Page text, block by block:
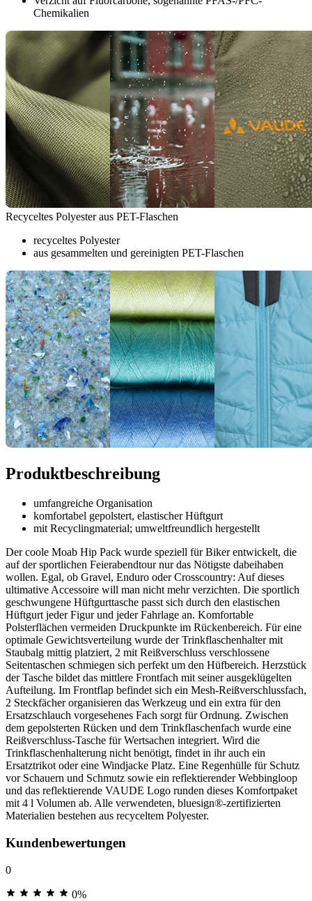
Chemikalien
Recyceltes Polyester aus PET-Flaschen
recyceltes Polyester
aus gesammelten und gereinigten PET-Flaschen
Produktbeschreibung
umfangreiche Organisation
komfortabel gepolstert, elastischer Hüftgurt
mit Recyclingmaterial; umweltfreundlich hergestellt
Der coole Moab Hip Pack wurde speziell für Biker entwickelt, die
auf der sportlichen Feierabendtour nur das Nötigste dabeihaben
wollen. Egal, ob Gravel, Enduro oder Crosscountry: Auf dieses
ultimative Accessoire will man nicht mehr verzichten. Die sportlich
geschwungene Hüftgurttasche passt sich durch den elastischen
Hüftgurt jeder Figur und jeder Fahrlage an. Komfortable
Polsterflächen vermeiden Druckpunkte im Rückenbereich. Für eine
optimale Gewichtsverteilung wurde der Trinkflaschenhalter mit
Staubalg mittig platziert, 2 mit Reißverschluss verschlossene
Seitentaschen schmiegen sich perfekt um den Hüfbereich. Herzstück
der Tasche bildet das mittlere Frontfach mit seiner ausgeklügelten
Aufteilung. Im Frontflap befindet sich ein Mesh-Reißverschlussfach,
2 Steckfächer organisieren das Werkzeug und ein extra für den
Ersatzschlauch vorgesehenes Fach sorgt für Ordnung. Zwischen
dem gepolsterten Rücken und dem Trinkflaschenfach wurde eine
Reißverschluss-Tasche für Wertsachen integriert. Wird die
Trinkflaschenhalterung nicht benötigt, findet in ihr auch ein
Ersatztrikot oder eine Windjacke Platz. Eine Regenhülle für Schutz
vor Schauern und Schmutz sowie ein reflektierender Webbingloop
und das reflektierende VAUDE Logo runden dieses Komfortpaket
mit 4 l Volumen ab. Alle verwendeten, bluesign®-zertifizierten
Materialien bestehen aus recyceltem Polyester.
Kundenbewertungen
0
0%